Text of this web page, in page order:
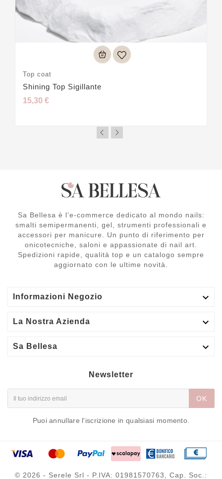
Top coat
Shining Top Sigillante
15,30 €
Sa Bellesa è l’e-commerce dedicato al mondo nails:
smalti semipermanenti, gel, strumenti professionali e
accessori per manicure. Un punto di riferimento per
onicotecniche, saloni e appassionate di nail art.
Spedizioni rapide, qualità top e un catalogo sempre
aggiornato con le ultime novità.
Informazioni Negozio 
La Nostra Azienda 
Sa Bellesa 
Newsletter
OK
Puoi annullare l'iscrizione in qualsiasi momento.
© 2026 - Serele Srl - P.IVA: 01981570763, Cap. Soc.: